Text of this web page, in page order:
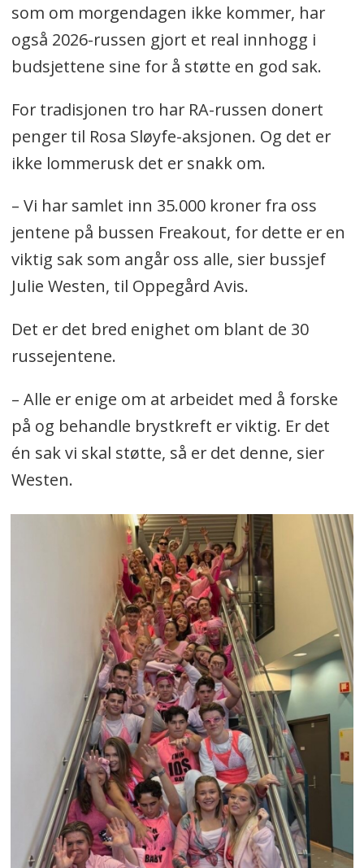
som om morgendagen ikke kommer, har
også 2026-russen gjort et real innhogg i
budsjettene sine for å støtte en god sak.
For tradisjonen tro har RA-russen donert
penger til Rosa Sløyfe-aksjonen. Og det er
ikke lommerusk det er snakk om.
– Vi har samlet inn 35.000 kroner fra oss
jentene på bussen Freakout, for dette er en
viktig sak som angår oss alle, sier bussjef
Julie Westen, til Oppegård Avis.
Det er det bred enighet om blant de 30
russejentene.
– Alle er enige om at arbeidet med å forske
på og behandle brystkreft er viktig. Er det
én sak vi skal støtte, så er det denne, sier
Westen.